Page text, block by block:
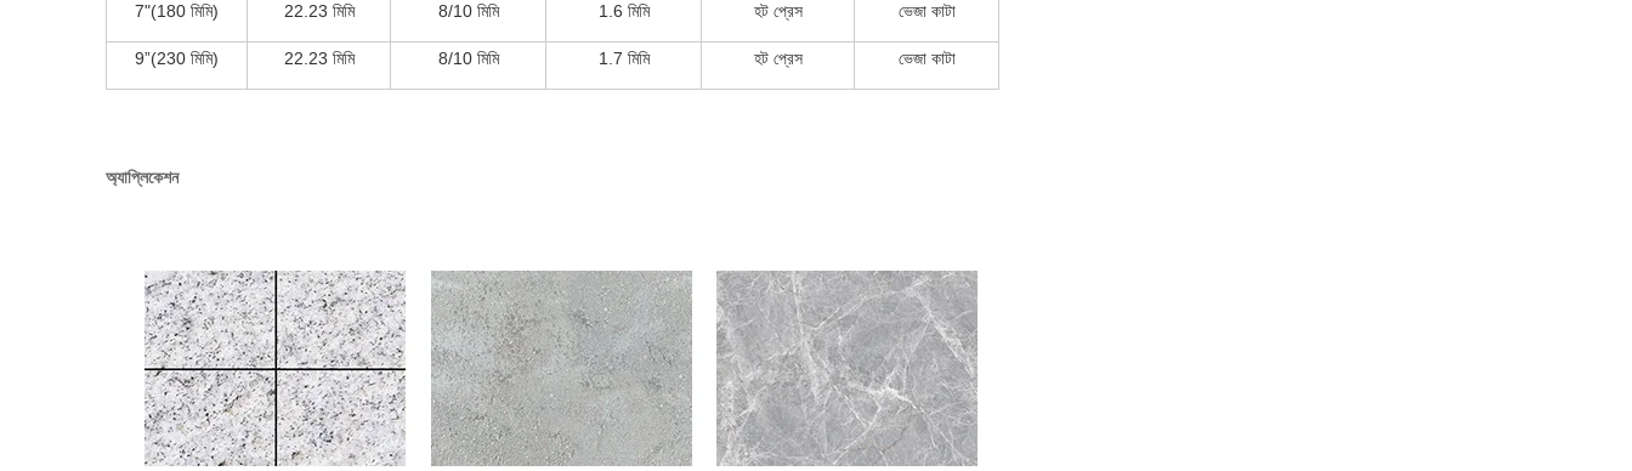
7"(180 মিমি) 22.23 মিমি 8/10 মিমি 1.6 মিমি হট প্রেস ভেজা কাটা
9”(230 মিমি) 22.23 মিমি 8/10 মিমি 1.7 মিমি হট প্রেস ভেজা কাটা
অ্যাপ্লিকেশন